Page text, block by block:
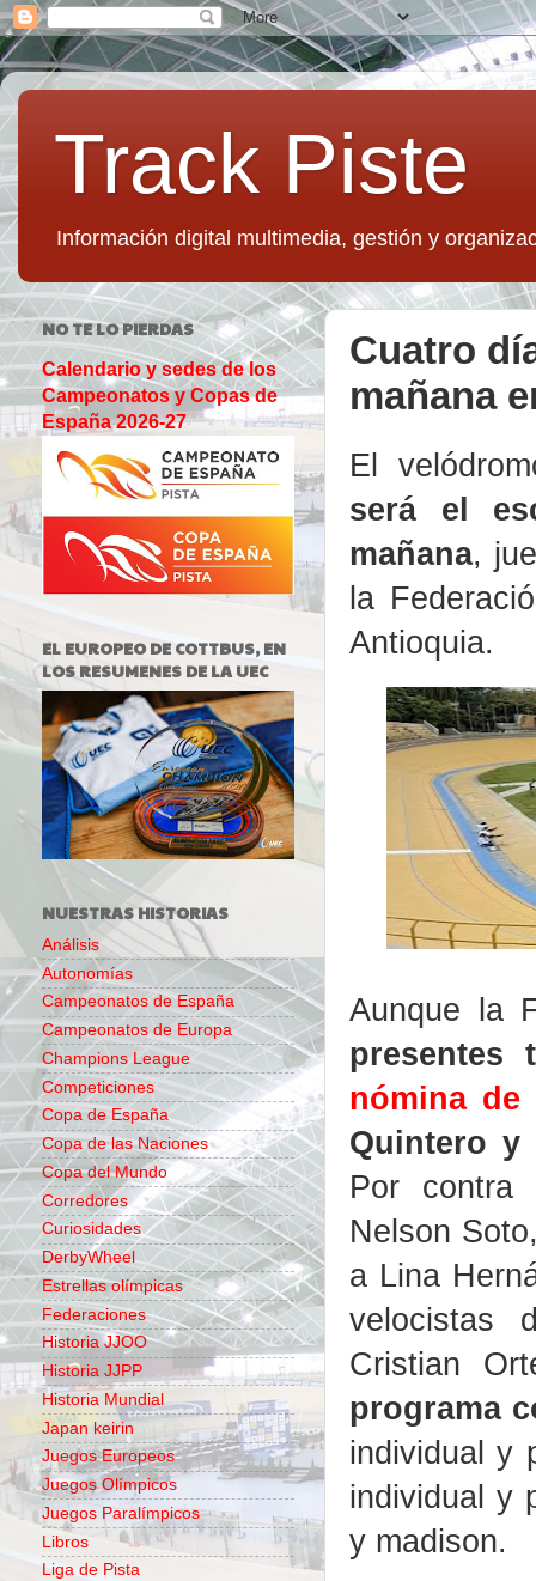
Track Piste
Información digital multimedia, gestión y
Cuatro
mañana
El
será el
mañana,
la
Antioquia.
Aunque la
presentes
nómina
Quintero y
Por contra
Nelson
a Lina
velocistas
Cristian
programa
individual y
individual y
y madison.
NO TE LO PIERDAS
Calendario y sedes de los
Campeonatos y Copas de
España 2026-27
EL EUROPEO DE COTTBUS, EN
LOS RESUMENES DE LA UEC
NUESTRAS HISTORIAS
Análisis
Autonomías
Campeonatos de España
Campeonatos de Europa
Champions League
Competiciones
Copa de España
Copa de las Naciones
Copa del Mundo
Corredores
Curiosidades
DerbyWheel
Estrellas olímpicas
Federaciones
Historia JJOO
Historia JJPP
Historia Mundial
Japan keirin
Juegos Europeos
Juegos Olímpicos
Juegos Paralímpicos
Libros
Liga de Pista